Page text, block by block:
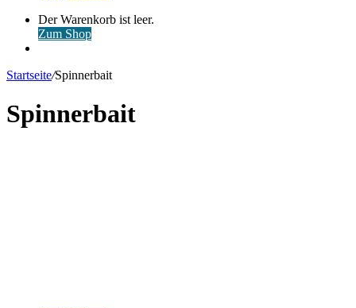
Warenkorb
ansehen
Der Warenkorb ist leer.
Zum Shop
Startseite/Spinnerbait
Spinnerbait